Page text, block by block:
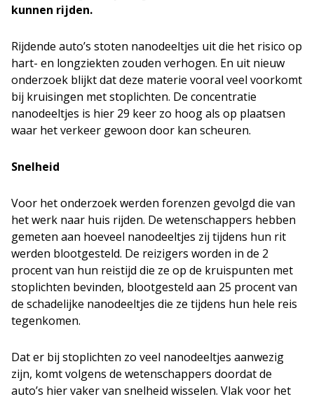
kunnen rijden.
Rijdende auto’s stoten nanodeeltjes uit die het risico op
hart- en longziekten zouden verhogen. En uit nieuw
onderzoek blijkt dat deze materie vooral veel voorkomt
bij kruisingen met stoplichten. De concentratie
nanodeeltjes is hier 29 keer zo hoog als op plaatsen
waar het verkeer gewoon door kan scheuren.
Snelheid
Voor het onderzoek werden forenzen gevolgd die van
het werk naar huis rijden. De wetenschappers hebben
gemeten aan hoeveel nanodeeltjes zij tijdens hun rit
werden blootgesteld. De reizigers worden in de 2
procent van hun reistijd die ze op de kruispunten met
stoplichten bevinden, blootgesteld aan 25 procent van
de schadelijke nanodeeltjes die ze tijdens hun hele reis
tegenkomen.
Dat er bij stoplichten zo veel nanodeeltjes aanwezig
zijn, komt volgens de wetenschappers doordat de
auto’s hier vaker van snelheid wisselen. Vlak voor het